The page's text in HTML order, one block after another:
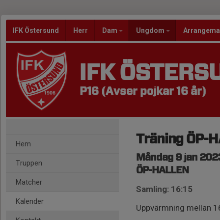
IFK Östersund Herr Dam Ungdom
IFK
P16 (Avser pojkar 16 år)
Hem
Truppen
Matcher
Kalender
Träning ÖP-
Måndag 9 jan
ÖP-HALLEN
Samling: 16:15
Uppvärmning mellan